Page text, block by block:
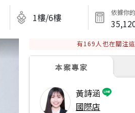
1樓/6樓 依據你
有169 人也在關注
本案專家
黃詩涵
國際店